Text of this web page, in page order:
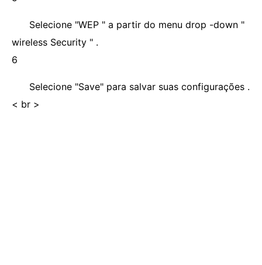
Selecione "WEP " a partir do menu drop -down "
wireless Security " .
6
Selecione "Save" para salvar suas configurações .
< br >